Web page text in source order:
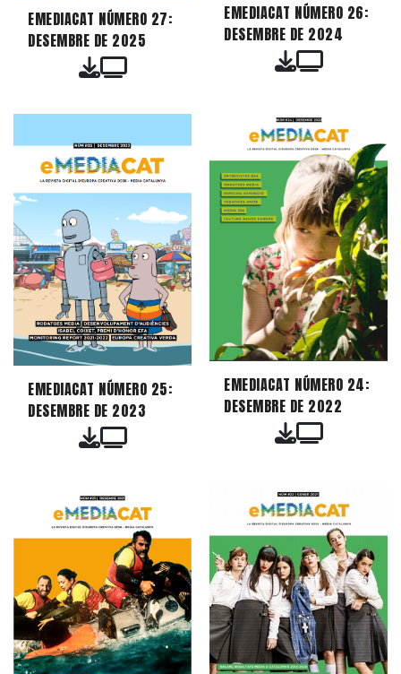
EMEDIACAT NÚMERO 27:
DESEMBRE DE 2025
EMEDIACAT NÚMERO 26:
DESEMBRE DE 2024
EMEDIACAT NÚMERO 25:
DESEMBRE DE 2023
EMEDIACAT NÚMERO 24:
DESEMBRE DE 2022